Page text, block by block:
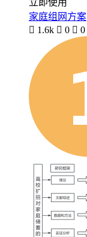
立即使用
家庭组网方案
 1.6k  0  0